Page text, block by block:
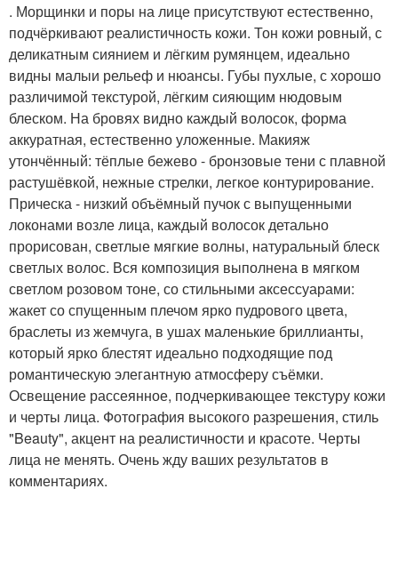
. Морщинки и поры на лице присутствуют естественно,
подчёркивают реалистичность кожи. Тон кожи ровный, с
деликатным сиянием и лёгким румянцем, идеально
видны малыи рельеф и нюансы. Губы пухлые, с хорошо
различимой текстурой, лёгким сияющим нюдовым
блеском. На бровях видно каждый волосок, форма
аккуратная, естественно уложенные. Макияж
утончённый: тёплые бежево - бронзовые тени с плавной
растушёвкой, нежные стрелки, легкое контурирование.
Прическа - низкий объёмный пучок с выпущенными
локонами возле лица, каждый волосок детально
прорисован, светлые мягкие волны, натуральный блеск
светлых волос. Вся композиция выполнена в мягком
светлом розовом тоне, со стильными аксессуарами:
жакет со спущенным плечом ярко пудрового цвета,
браслеты из жемчуга, в ушах маленькие бриллианты,
который ярко блестят идеально подходящие под
романтическую элегантную атмосферу съёмки.
Освещение рассеянное, подчеркивающее текстуру кожи
и черты лица. Фотография высокого разрешения, стиль
"Beauty", акцент на реалистичности и красоте. Черты
лица не менять. Очень жду ваших результатов в
комментариях.